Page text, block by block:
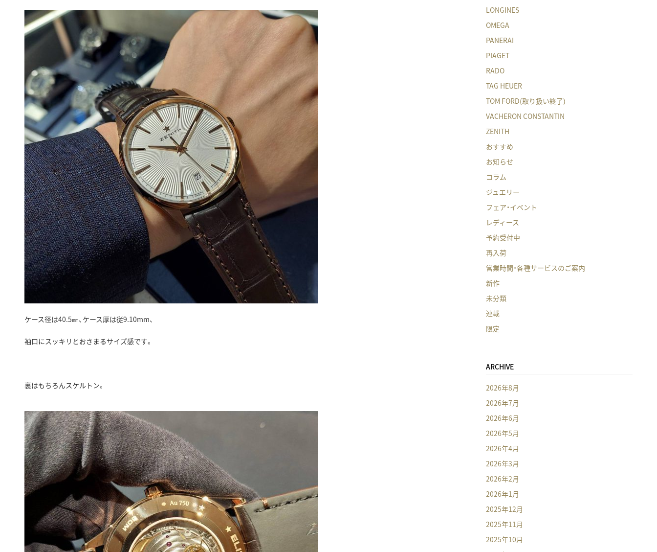
ケース径は40.5㎜、ケース厚は従9.10mm、
袖口にスッキリとおさまるサイズ感です。
裏はもちろんスケルトン。
LONGINES
OMEGA
PANERAI
PIAGET
RADO
TAG HEUER
TOM FORD(取り扱い終了)
VACHERON CONSTANTIN
ZENITH
おすすめ
お知らせ
コラム
ジュエリー
フェア・イベント
レディース
予約受付中
再入荷
営業時間・各種サービスのご案内
新作
未分類
連載
限定
ARCHIVE
2026年8月
2026年7月
2026年6月
2026年5月
2026年4月
2026年3月
2026年2月
2026年1月
2025年12月
2025年11月
2025年10月